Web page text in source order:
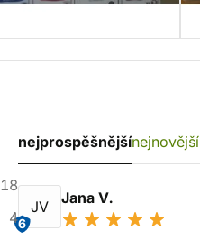
18
4
nejprospěšnějšínejnovější
JV
6
Jana V.